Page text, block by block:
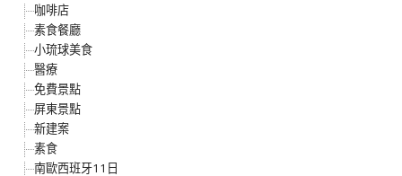
咖啡店
素食餐廳
小琉球美食
醫療
免費景點
屏東景點
新建案
素食
南歐西班牙11日